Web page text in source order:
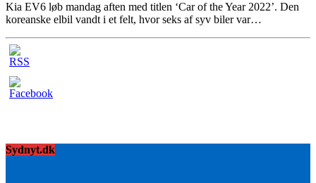
Kia EV6 løb mandag aften med titlen ‘Car of the Year 2022’. Den
koreanske elbil vandt i et felt, hvor seks af syv biler var…
Sydnyt.dk